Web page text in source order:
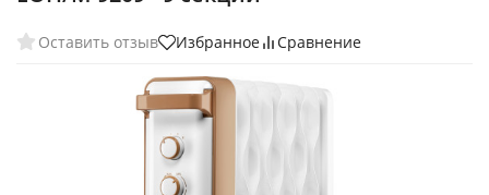
Оставить отзыв Избранное Сравнение